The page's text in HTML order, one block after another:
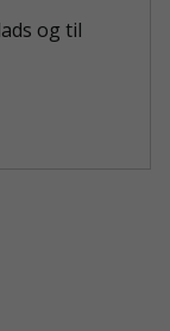
og til